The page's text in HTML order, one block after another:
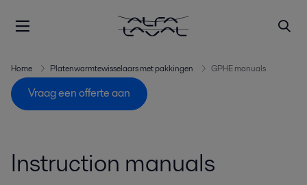
Home Platenwarmtewisselaars met pakkingen GPHE manuals
Vraag een offerte aan
Instruction manuals